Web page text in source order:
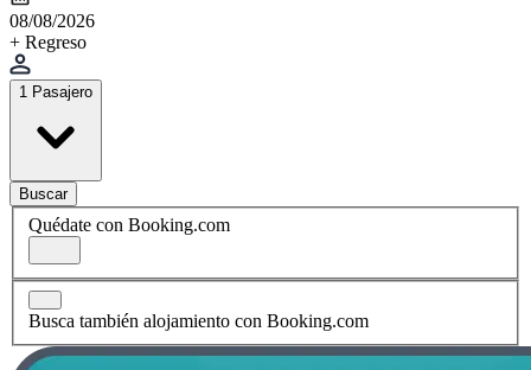
08/08/2026
+ Regreso
1 Pasajero
Buscar
Quédate con Booking.com
Busca también alojamiento con Booking.com